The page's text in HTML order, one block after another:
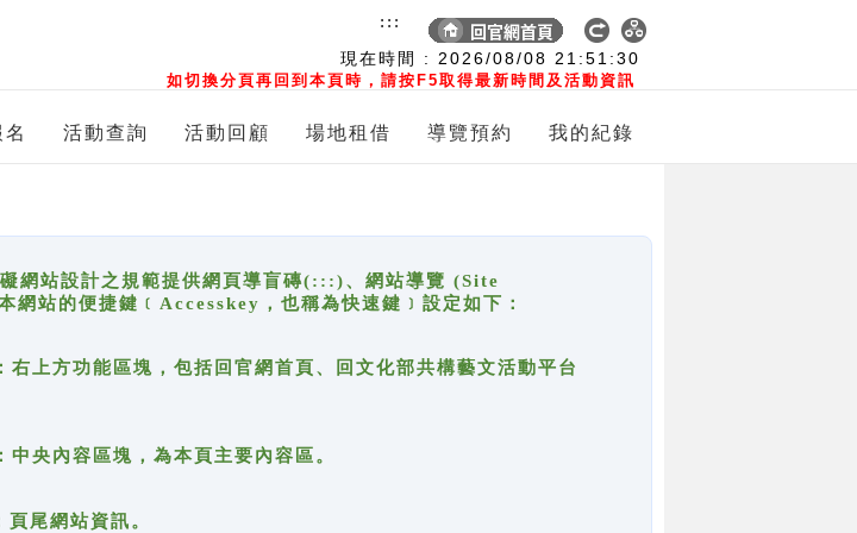
現在時間 : 2026/08/08 21:51:30
如切換分頁再回到本頁時，請按F5取得最新時間及活動資訊
:::
活動查詢 活動回顧 場地租借 導覽預約 我的紀錄
網站設計之規範提供網頁導盲磚(:::)、網站導覽 (Site
站的便捷鍵﹝Accesskey，也稱為快速鍵﹞設定如下：
方功能區塊，包括回官網首頁、回文化部共構藝文活動平台
內容區塊，為本頁主要內容區。
尾網站資訊。